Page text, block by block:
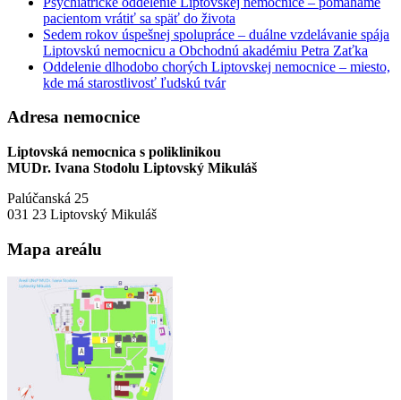
pacientom vrátiť sa späť do života
Sedem rokov úspešnej spolupráce – duálne vzdelávanie spája
Liptovskú nemocnicu a Obchodnú akadémiu Petra Zaťka
Oddelenie dlhodobo chorých Liptovskej nemocnice – miesto,
kde má starostlivosť ľudskú tvár
Adresa nemocnice
Liptovská nemocnica s poliklinikou
MUDr. Ivana Stodolu Liptovský Mikuláš
Palúčanská 25
031 23 Liptovský Mikuláš
Mapa areálu